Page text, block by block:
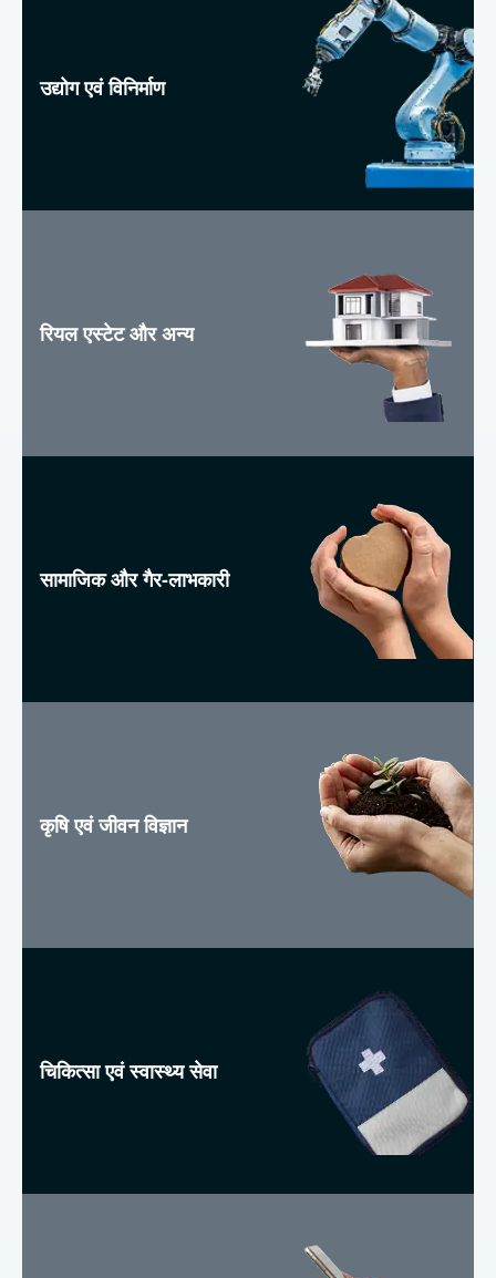
उद्योग एवं विनिर्माण
रियल एस्टेट और अन्य
सामाजिक और गैर-लाभकारी
कृषि एवं जीवन विज्ञान
चिकित्सा एवं स्वास्थ्य सेवा